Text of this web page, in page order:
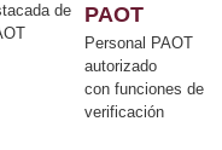
de
PAOT
Personal PAOT
autorizado
con funciones de
verificación